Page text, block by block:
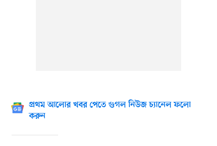
প্রথম আলোর খবর পেতে গুগল নিউজ চ্যানেল ফলো
করুন